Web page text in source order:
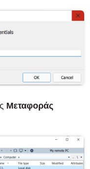
Μεταφοράς